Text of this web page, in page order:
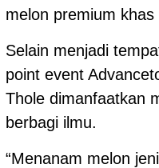
melon premium
Selain menjadi
point event
Thole dimanfaatkan
berbagi ilmu.
“Menanam melon